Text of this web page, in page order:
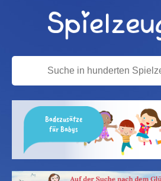
Badezusätze
für Babys